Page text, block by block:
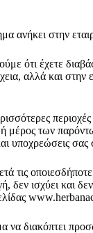
ανήκει στην
ότι έχετε
αλλά και στην
μέρος των
υποχρεώσεις
τις
δεν ισχύει και
να διακόπτει